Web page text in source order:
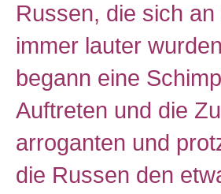
Russen, die sich
immer lauter
begann eine
Auftreten und die
arroganten und
die Russen den